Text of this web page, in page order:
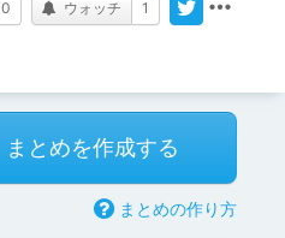
0 ウォッチ 1
まとめを作成する
まとめの作り方